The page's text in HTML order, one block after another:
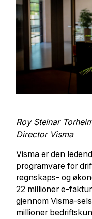
Roy Steinar
Director Visma
Vismaer den
programvare for
regnskaps- og
22 millioner e-
gjennom Visma-
millioner